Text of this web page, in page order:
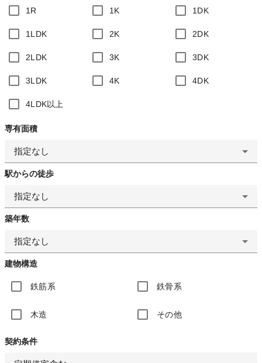
1R 1K 1DK
1LDK 2K 2DK
2LDK 3K 3DK
3LDK 4K 4DK
4LDK以上
専有面積
指定なし
駅からの徒歩
指定なし
築年数
指定なし
建物構造
鉄筋系 鉄骨系
木造 その他
契約条件